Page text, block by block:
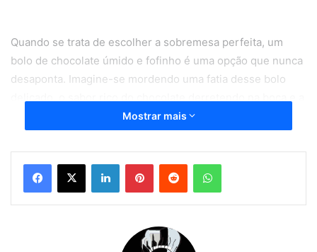
Quando se trata de escolher a sobremesa perfeita, um
bolo de chocolate úmido e fofinho é uma opção que nunca
desaponta. Imagine-se mordendo uma fatia desse bolo
umidade que faz com que cada garfada seja uma
experiência celestial. Se você está indeciso sobre qual
sobremesa preparar para surpreender sua família e
amigos, deixe-me lhe dizer que o bolo de chocolate úmido
e fofinho é uma escolha que vai agradar a todos os
paladares. A combinação perfeita de textura macia e sabor
intenso é simplesmente irresistível. Continue lendo para
descobrir todos os segredos e dicas para criar essa
Mostrar mais
LinkedinPinterestReddit WhatsApp